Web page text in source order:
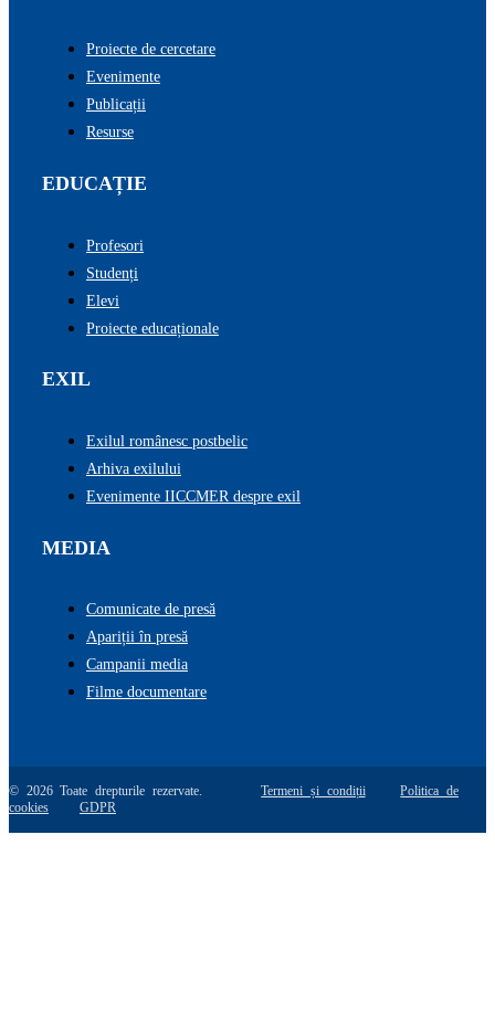
Proiecte de cercetare
Evenimente
Publicații
Resurse
EDUCAȚIE
Profesori
Studenți
Elevi
Proiecte educaționale
EXIL
Exilul românesc postbelic
Arhiva exilului
Evenimente IICCMER despre exil
MEDIA
Comunicate de presă
Apariții în presă
Campanii media
Filme documentare
© 2026 Toate drepturile rezervate.Termeni și condiții
Politica de
cookies
GDPR